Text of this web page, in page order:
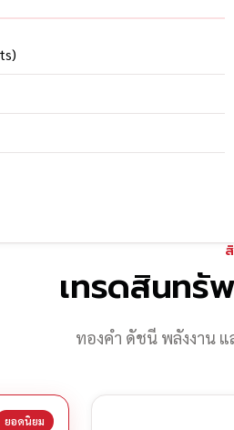
เทรดสินทรั
ทองคำ ดัชนี พลังงาน
ยอดนิยม